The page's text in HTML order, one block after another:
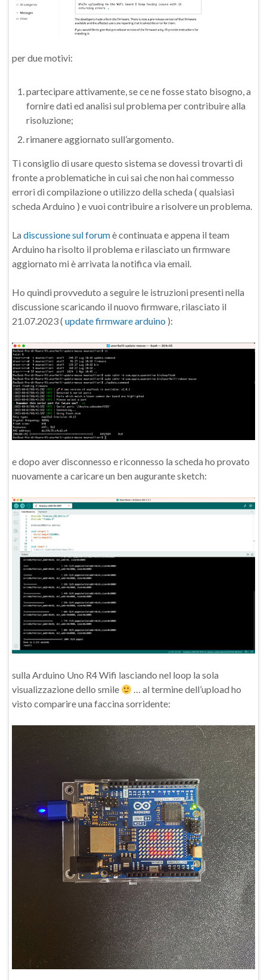
per due motivi:
partecipare attivamente, se ce ne fosse stato bisogno, a
fornire dati ed analisi sul problema per contribuire alla
risoluzione;
rimanere aggiornato sull’argomento.
Ti consiglio di usare questo sistema se dovessi trovarti di
fronte a problematiche in cui sai che non hai commesso
errori di compilazione o utilizzo della scheda ( qualsiasi
scheda Arduino ) e vuoi contribuire a risolvere un problema.
La discussione sul forumè continuata e appena il team
Arduino ha risolto il problema e rilasciato un firmware
aggiornato mi è arrivata la notifica via email.
Ho quindi provveduto a seguire le istruzioni presenti nella
discussione scaricando il nuovo firmware, rilasciato il
21.07.2023 ( update firmware arduino ):
e dopo aver disconnesso e riconnesso la scheda ho provato
nuovamente a caricare un ben augurante sketch:
sulla Arduino Uno R4 Wifi lasciando nel loop la sola
visualizzazione dello smile
… al termine dell’upload ho
visto comparire una faccina sorridente: